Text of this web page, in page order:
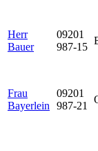
Herr
Bauer
09201
987-15
Frau
Bayerlein
09201
987-21